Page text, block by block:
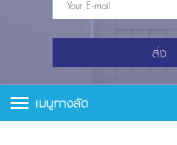
ส่ง
เมนูทางลัด